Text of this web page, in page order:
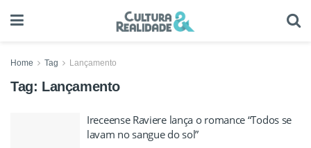
Home Tag Lançamento
Tag: Lançamento
Ireceense Raviere lança o romance “Todos se
lavam no sangue do sol”